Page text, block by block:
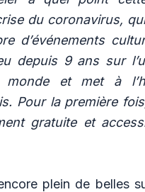
du coronavirus,
d’événements
depuis 9 ans sur
monde et met à
Pour la première
gratuite et
plein de belles